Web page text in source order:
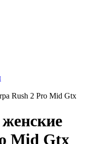
Rush 2 Pro Mid Gtx
Mid Gtx